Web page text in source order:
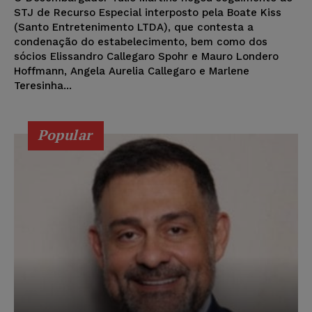
STJ de Recurso Especial interposto pela Boate Kiss
(Santo Entretenimento LTDA), que contesta a
condenação do estabelecimento, bem como dos
sócios Elissandro Callegaro Spohr e Mauro Londero
Hoffmann, Angela Aurelia Callegaro e Marlene
Teresinha...
Popular